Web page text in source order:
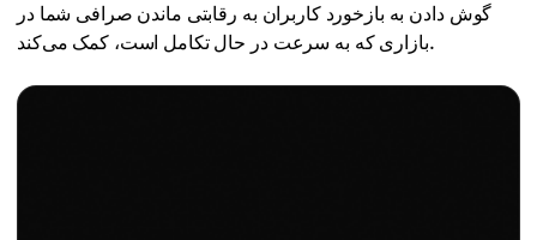
گوش دادن به بازخورد کاربران به رقابتی ماندن صرافی شما در
بازاری که به سرعت در حال تکامل است، کمک می‌کند.